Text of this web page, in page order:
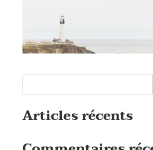
Articles récents